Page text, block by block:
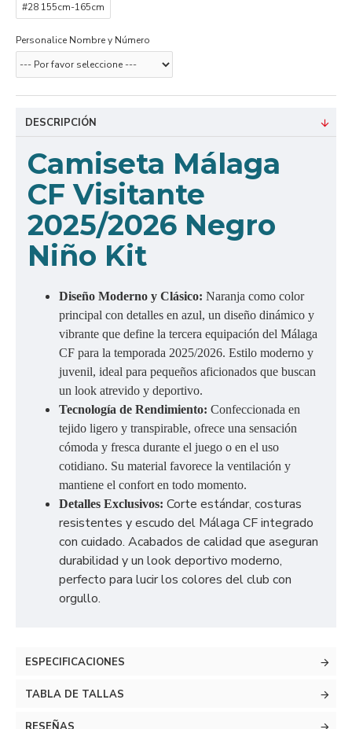
#28 155cm-165cm
Personalice Nombre y Número
DESCRIPCIÓN
Camiseta Málaga
CF Visitante
2025/2026 Negro
Niño Kit
Diseño Moderno y Clásico: Naranja como color
principal con detalles en azul, un diseño dinámico y
vibrante que define la tercera equipación del Málaga
CF para la temporada 2025/2026. Estilo moderno y
juvenil, ideal para pequeños aficionados que buscan
un look atrevido y deportivo.
Tecnología de Rendimiento: Confeccionada en
tejido ligero y transpirable, ofrece una sensación
cómoda y fresca durante el juego o en el uso
cotidiano. Su material favorece la ventilación y
mantiene el confort en todo momento.
Detalles Exclusivos: Corte estándar, costuras
resistentes y escudo del Málaga CF integrado
con cuidado. Acabados de calidad que aseguran
durabilidad y un look deportivo moderno,
perfecto para lucir los colores del club con
orgullo.
ESPECIFICACIONES
TABLA DE TALLAS